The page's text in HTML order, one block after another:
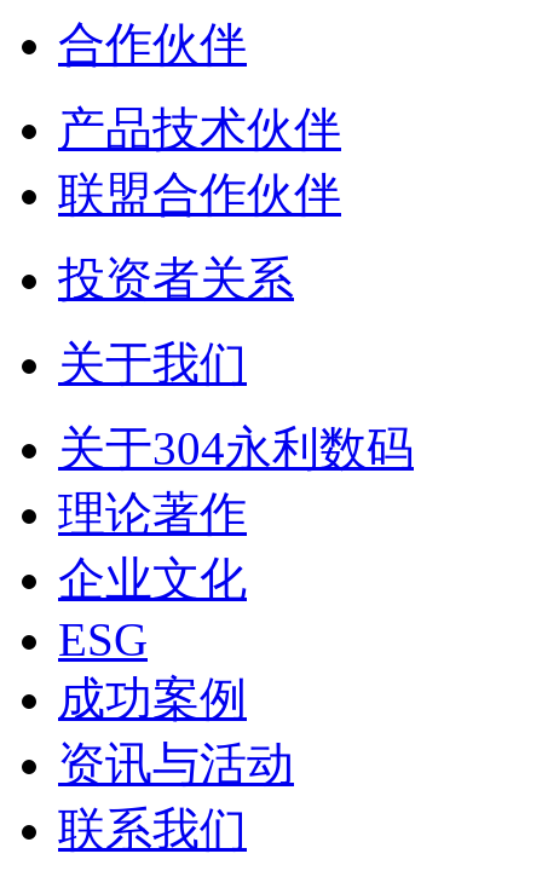
合作伙伴
产品技术伙伴
联盟合作伙伴
投资者关系
关于我们
关于304永利数码
理论著作
企业文化
ESG
成功案例
资讯与活动
联系我们